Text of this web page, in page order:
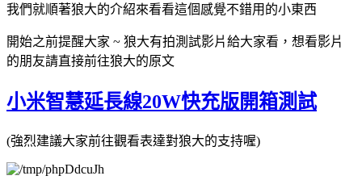
我們就順著狼大的介紹來看看這個感覺不錯用的小東西
開始之前提醒大家 ~ 狼大有拍測試影片給大家看，想看影片
的朋友請直接前往狼大的原文
小米智慧延長線20W快充版開箱測試
(強烈建議大家前往觀看表達對狼大的支持喔)